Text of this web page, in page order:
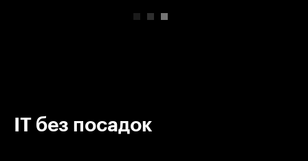
IT без посадок